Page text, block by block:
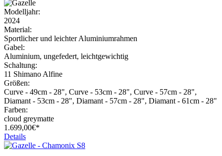
Modelljahr:
2024
Material:
Sportlicher und leichter Aluminiumrahmen
Gabel:
Aluminium, ungefedert, leichtgewichtig
Schaltung:
11 Shimano Alfine
Größen:
Curve - 49cm - 28", Curve - 53cm - 28", Curve - 57cm - 28",
Diamant - 53cm - 28", Diamant - 57cm - 28", Diamant - 61cm - 28"
Farben:
cloud greymatte
1.699,00€*
Details